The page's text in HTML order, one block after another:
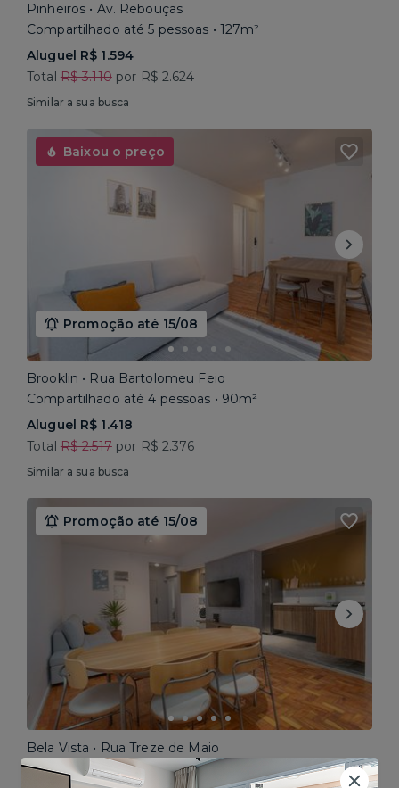
Pinheiros • Av. Rebouças
Compartilhado até 5 pessoas • 127m²
Aluguel R$ 1.594
Total R$ 3.110por R$ 2.624
Similar a sua busca
Baixou o preço
Promoção até 15/08
Brooklin • Rua Bartolomeu Feio
Compartilhado até 4 pessoas • 90m²
Aluguel R$ 1.418
Total R$ 2.517por R$ 2.376
Similar a sua busca
Promoção até 15/08
Bela Vista • Rua Treze de Maio
Compartilhado até 5 pessoas • 160m²